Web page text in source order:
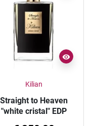
Kilian
Straight to Heaven
"white cristal" EDP